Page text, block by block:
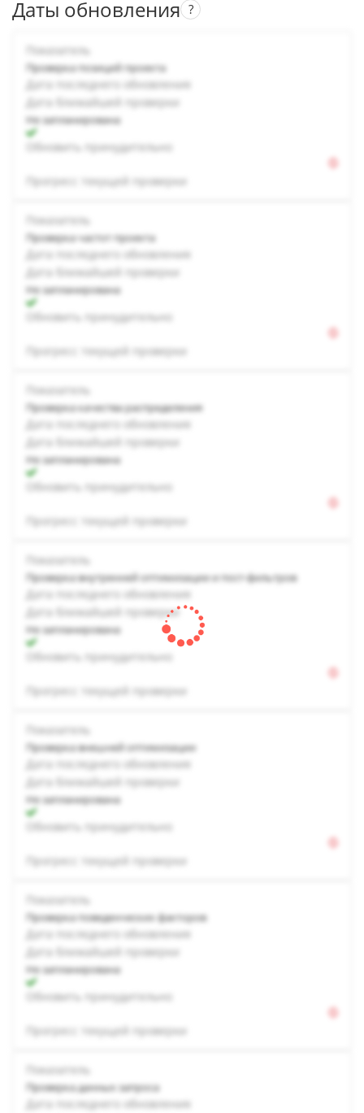
Даты обновления ?
Показатель
Проверка позиций проекта
Дата последнего обновления
Дата ближайшей проверки
Не запланирована
Обновить принудительно
Прогресс текущей проверки
Показатель
Проверка частот проекта
Дата последнего обновления
Дата ближайшей проверки
Не запланирована
Обновить принудительно
Прогресс текущей проверки
Показатель
Проверка качества распределения
Дата последнего обновления
Дата ближайшей проверки
Не запланирована
Обновить принудительно
Прогресс текущей проверки
Показатель
Проверка внутренней оптимизации и пост-фильтров
Дата последнего обновления
Дата ближайшей проверки
Не запланирована
Обновить принудительно
Прогресс текущей проверки
Показатель
Проверка внешней оптимизации
Дата последнего обновления
Дата ближайшей проверки
Не запланирована
Обновить принудительно
Прогресс текущей проверки
Показатель
Проверка поведенческих факторов
Дата последнего обновления
Дата ближайшей проверки
Не запланирована
Обновить принудительно
Прогресс текущей проверки
Показатель
Проверка данных запроса
Дата последнего обновления